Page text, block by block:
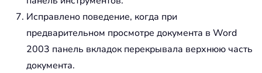
Исправлено поведение, когда при
предварительном просмотре документа в Word
2003 панель вкладок перекрывала верхнюю часть
документа.